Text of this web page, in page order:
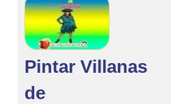
Pintar Villanas
de